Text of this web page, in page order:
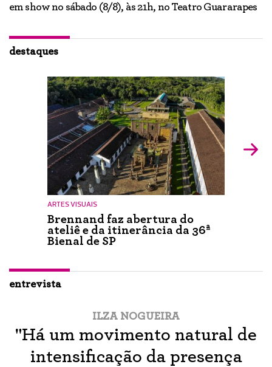
em show no sábado (8/8), às 21h, no Teatro Guararapes
destaques
ARTES VISUAIS
Brennand faz abertura do
ateliê e da itinerância da 36ª
Bienal de SP
entrevista
ILZA NOGUEIRA
"Há um movimento natural de
intensificação da presença